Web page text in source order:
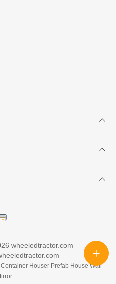
style, ou comme espace
wheeledtractor.com
Container Houser Prefab House Wall